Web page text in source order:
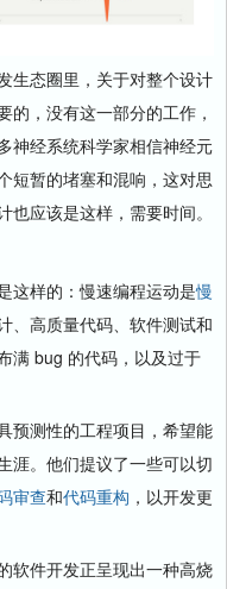
态圈里，关于对整个设计
的，没有这一部分的工作，
神经系统科学家相信神经元
短暂的堵塞和混响，这对思
应该是这样，需要时间。
这样的：慢速编程运动是慢
、高质量代码、软件测试和
满 bug 的代码，以及过于
测性的工程项目，希望能
涯。他们提议了一些可以切
审查和代码重构 ，以开发更
件开发正呈现出一种高烧